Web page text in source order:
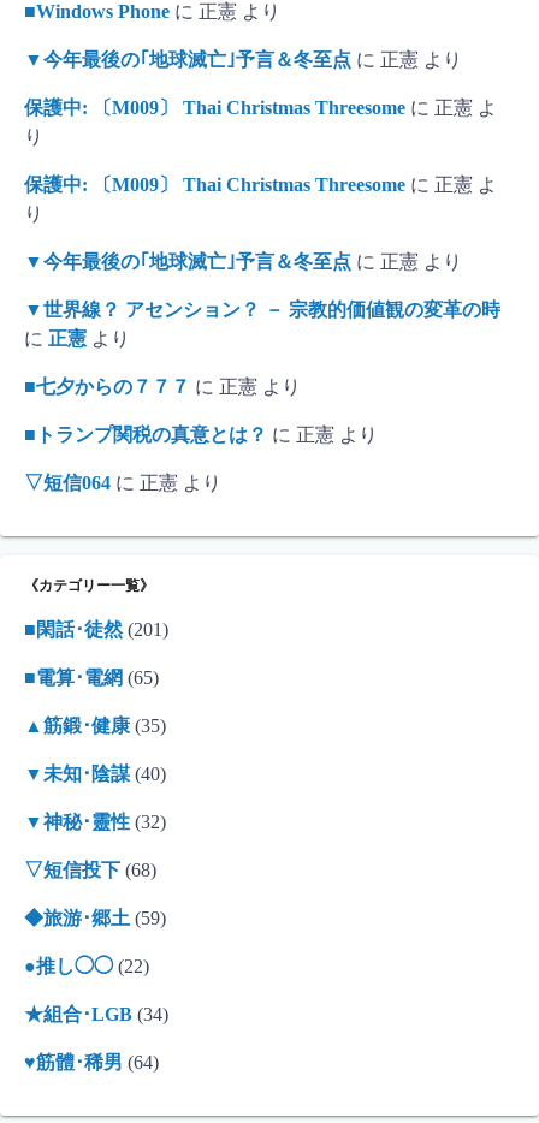
■Windows Phone に 正憲 より
▼今年最後の｢地球滅亡｣予言＆冬至点 に 正憲 より
保護中: 〔M009〕 Thai Christmas Threesome に 正憲 よ
り
保護中: 〔M009〕 Thai Christmas Threesome に 正憲 よ
り
▼今年最後の｢地球滅亡｣予言＆冬至点 に 正憲 より
▼世界線？ アセンション？ － 宗教的価値観の変革の時
に 正憲 より
■七夕からの７７７ に 正憲 より
■トランプ関税の真意とは？ に 正憲 より
▽短信064 に 正憲 より
《カテゴリー一覧》
■閑話･徒然(201)
■電算･電網 (65)
▲筋鍛･健康 (35)
▼未知･陰謀 (40)
▼神秘･靈性 (32)
▽短信投下 (68)
◆旅游･郷土 (59)
●推し◯◯(22)
★組合･LGB (34)
♥筋體･稀男 (64)